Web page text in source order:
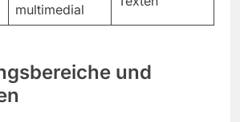
multimedial
und